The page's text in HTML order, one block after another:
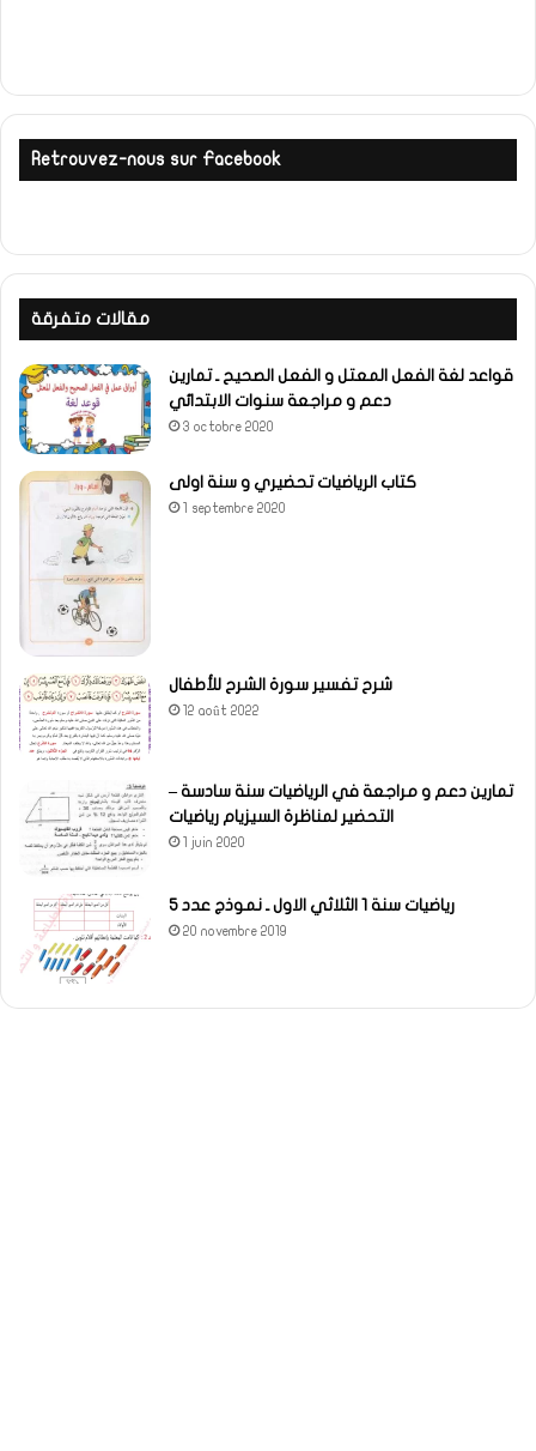
Retrouvez-nous sur Facebook
مقالات متفرقة
قواعد لغة الفعل المعتل و الفعل الصحيح ـ تمارين
دعم و مراجعة سنوات الابتدائي
3 octobre 2020
كتاب الرياضيات تحضيري و سنة اولى
1 septembre 2020
شرح تفسير سورة الشرح للأطفال
12 août 2022
تمارين دعم و مراجعة في الرياضيات سنة سادسة –
التحضير لمناظرة السيزيام رياضيات
1 juin 2020
رياضيات سنة 1 الثلاثي الاول ـ نموذج عدد 5
20 novembre 2019